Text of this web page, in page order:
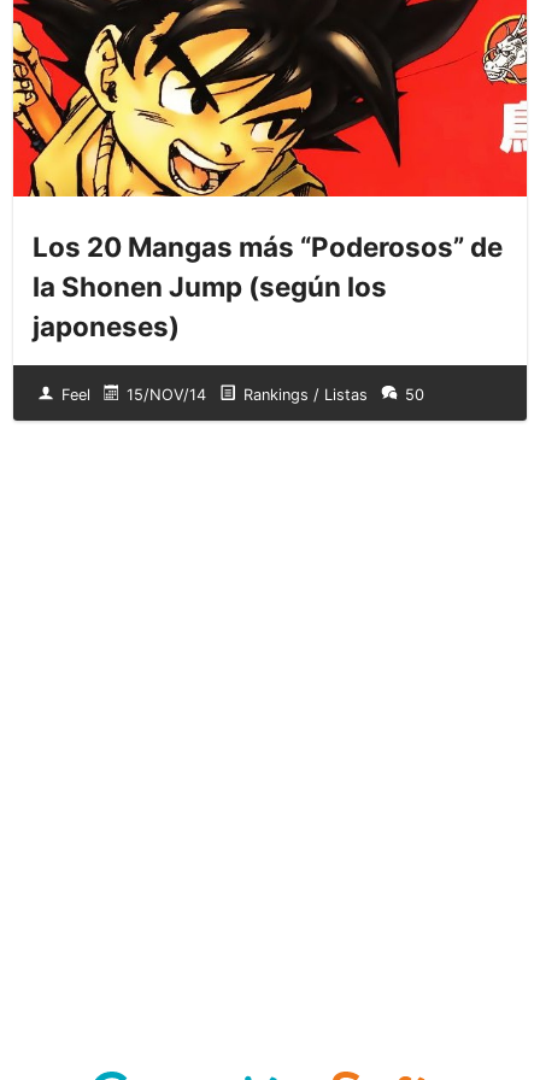
Los 20 Mangas más “Poderosos” de
la Shonen Jump (según los
japoneses)
Feel 15/NOV/14 Rankings / Listas 50